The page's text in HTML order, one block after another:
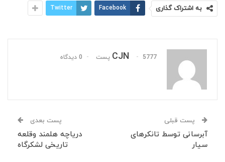
به اشتراک گذاری Facebook
Twitter
CJN 5777 پست 0 دیدگاه
پست قبلی
آبرسانی توسط تانکرهای
سیار
پست بعدی
دریاچه هلمند وقلعه
تاریخی لشکرگاه